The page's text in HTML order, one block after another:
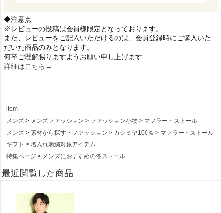
◆注意点
※レビューの投稿は会員様限定となっております。
また、レビューをご記入いただけるのは、会員登録時にご購入いた
だいた商品のみとなります。
何卒ご理解賜りますようお願い申し上げます
詳細はこちら→
item
メンズ
メンズファッション ファッション小物
マフラー・ストール
メンズ
素材から探す・ファッション カシミヤ100％
マフラー・ストール
ギフト
名入れ刺繍対象アイテム
特集ページ
メンズにおすすめの冬ストール
最近閲覧した商品